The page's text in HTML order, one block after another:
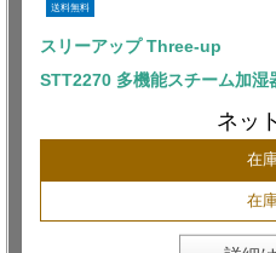
送料無料
スリーアップ Three-up
STT2270 多機能スチーム加湿
ネッ
在
在